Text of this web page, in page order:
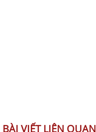
BÀI VIẾT LIÊN QUAN